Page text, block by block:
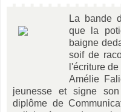
La bande
que la
baigne
soif de
l'écriture
Amélie
jeunesse et signe
diplôme de